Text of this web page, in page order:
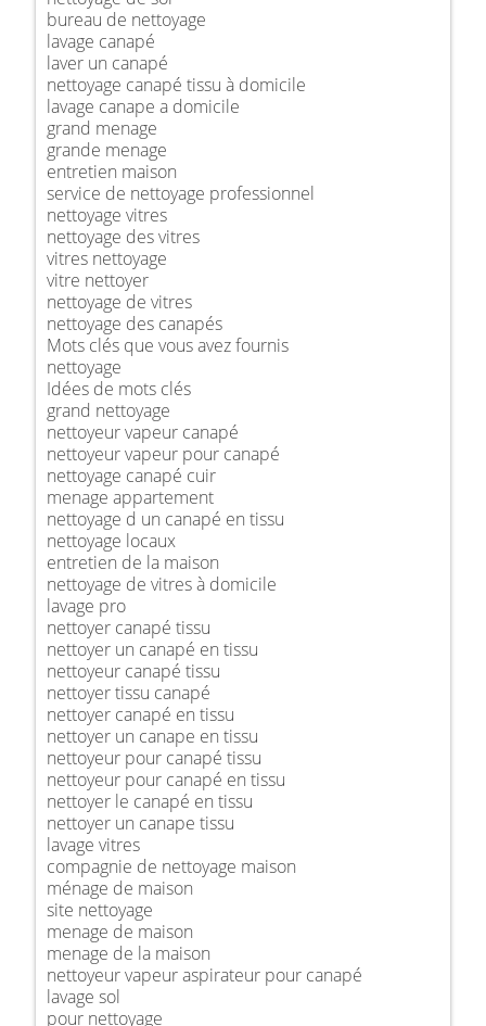
bureau de nettoyage
lavage canapé
laver un canapé
nettoyage canapé tissu à domicile
lavage canape a domicile
grand menage
grande menage
entretien maison
service de nettoyage professionnel
nettoyage vitres
nettoyage des vitres
vitres nettoyage
vitre nettoyer
nettoyage de vitres
nettoyage des canapés
Mots clés que vous avez fournis
nettoyage
Idées de mots clés
grand nettoyage
nettoyeur vapeur canapé
nettoyeur vapeur pour canapé
nettoyage canapé cuir
menage appartement
nettoyage d un canapé en tissu
nettoyage locaux
entretien de la maison
nettoyage de vitres à domicile
lavage pro
nettoyer canapé tissu
nettoyer un canapé en tissu
nettoyeur canapé tissu
nettoyer tissu canapé
nettoyer canapé en tissu
nettoyer un canape en tissu
nettoyeur pour canapé tissu
nettoyeur pour canapé en tissu
nettoyer le canapé en tissu
nettoyer un canape tissu
lavage vitres
compagnie de nettoyage maison
ménage de maison
site nettoyage
menage de maison
menage de la maison
nettoyeur vapeur aspirateur pour canapé
lavage sol
pour nettoyage